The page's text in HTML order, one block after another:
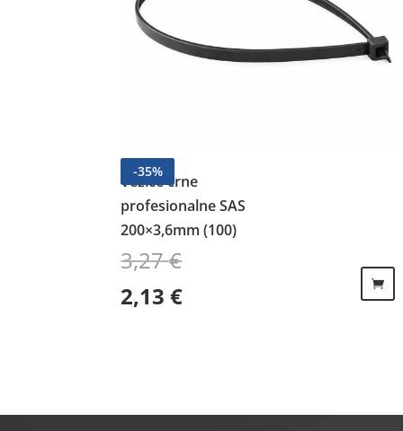
-35%
Vezice crne
profesionalne SAS
200×3,6mm (100)
3,27€
Izvorna cijena bila je: 3,27 €.
2,13€Trenutna cijena je: 2,13 €.